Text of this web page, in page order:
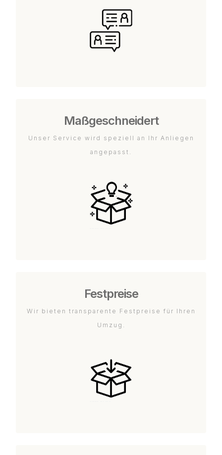
Maßgeschneidert
Unser Service wird speziell an Ihr Anliegen
angepasst.
Festpreise
Wir bieten transparente Festpreise für Ihren
Umzug.